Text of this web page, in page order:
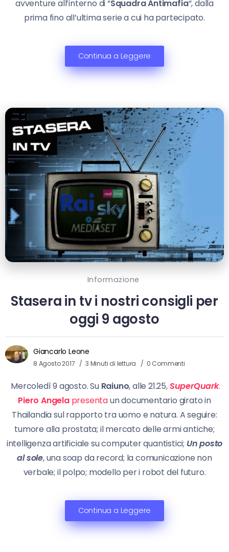
avventure all’interno di “Squadra Antimafia“, dalla
prima fino all’ultima serie a cui ha partecipato.
Continua a Leggere
Informazione
Stasera in tv i nostri consigli per
oggi 9 agosto
Giancarlo Leone
8 Agosto 2017 3 Minuti di lettura 0 Commenti
Mercoledì 9 agosto. Su Raiuno, alle 21.25,SuperQuark.
Piero Angelapresentaun documentario girato in
Thailandia sul rapporto tra uomo e natura. A seguire:
tumore alla prostata; il mercato delle armi antiche;
intelligenza artificiale su computer quantistici; Un posto
al sole, una soap da record; la comunicazione non
verbale; il polpo; modello per i robot del futuro.
Continua a Leggere